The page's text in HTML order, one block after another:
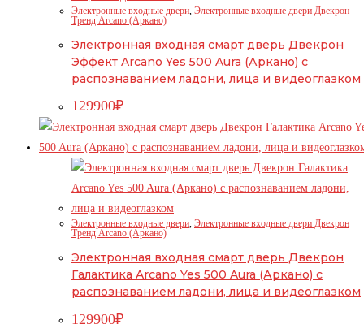
Электронные входные двери, Электронные входные двери Двекрон
Тренд Arcano (Аркано)
Электронная входная смарт дверь Двекрон
Эффект Arcano Yes 500 Aura (Аркано) с
распознаванием ладони, лица и видеоглазком
129900₽
Электронные входные двери, Электронные входные двери Двекрон
Тренд Arcano (Аркано)
Электронная входная смарт дверь Двекрон
Галактика Arcano Yes 500 Aura (Аркано) с
распознаванием ладони, лица и видеоглазком
129900₽